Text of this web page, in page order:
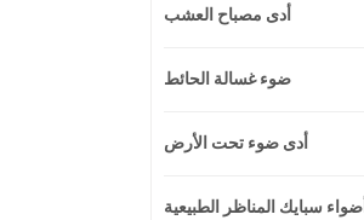
أدى مصباح العشب
ضوء غسالة الحائط
أدى ضوء تحت الأرض
أضواء سبايك المناظر الطبيعية